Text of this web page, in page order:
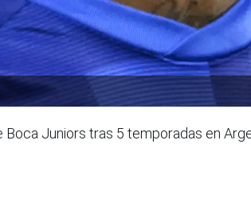
Juniors tras 5 temporadas en